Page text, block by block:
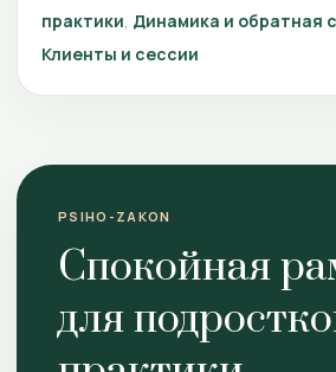
практики Динамика и обратная
Клиенты и сессии
PSIHO-ZAKON
Спокойная
для